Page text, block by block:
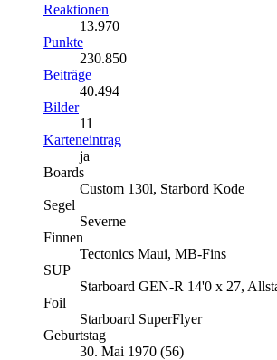
Reaktionen
13.970
Punkte
230.850
Beiträge
40.494
Bilder
11
Karteneintrag
ja
Boards
Custom 130l, Starbord Kode
Segel
Severne
Finnen
Tectonics Maui, MB-Fins
SUP
Starboard GEN-R 14'0 x 27,
Foil
Starboard SuperFlyer
Geburtstag
30. Mai 1970 (56)